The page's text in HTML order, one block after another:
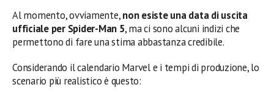
Al momento, ovviamente,non esiste una data di uscita
ufficiale per Spider-Man 5, ma ci sono alcuni indizi che
permettono di fare una stima abbastanza credibile.
Considerando il calendario Marvel e i tempi di produzione, lo
scenario più realistico è questo: